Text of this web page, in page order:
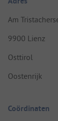
Am
9900 Lienz
Osttirol
Oostenrijk
Coördinaten